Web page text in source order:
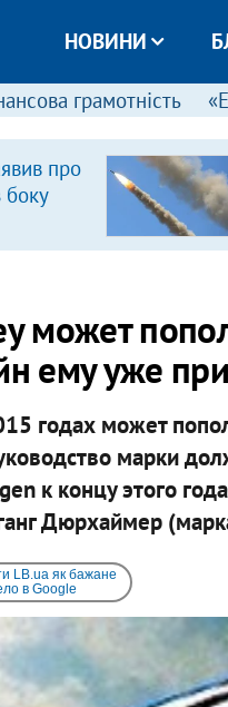
НОВИНИ
грамотність
про
боку
может
ему уже
годах может
марки
к концу этого
Дюрхаймер
LB.ua як бажане
в Google